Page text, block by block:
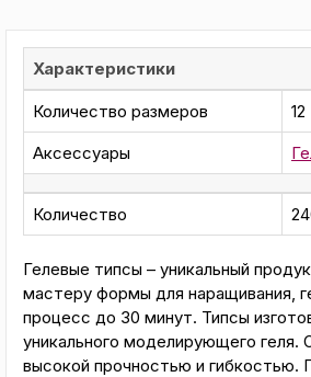
Характеристики
Количество размеров
12
Аксессуары
Количество
Гелевые типсы – уникальный
мастеру формы для наращивания,
процесс до 30 минут. Типсы
уникального моделирующего геля.
высокой прочностью и гибкостью.